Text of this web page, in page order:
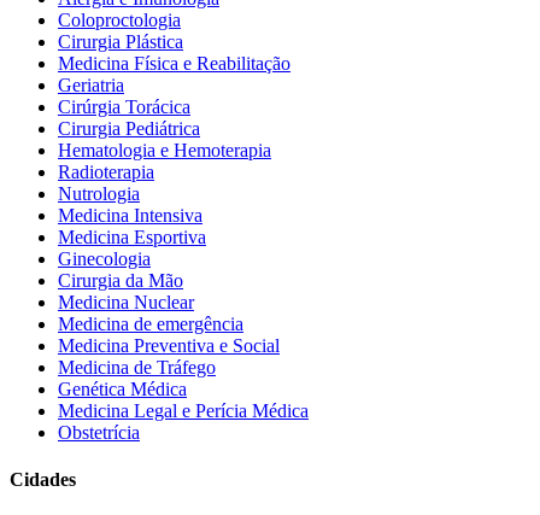
Coloproctologia
Cirurgia Plástica
Medicina Física e Reabilitação
Geriatria
Cirúrgia Torácica
Cirurgia Pediátrica
Hematologia e Hemoterapia
Radioterapia
Nutrologia
Medicina Intensiva
Medicina Esportiva
Ginecologia
Cirurgia da Mão
Medicina Nuclear
Medicina de emergência
Medicina Preventiva e Social
Medicina de Tráfego
Genética Médica
Medicina Legal e Perícia Médica
Obstetrícia
Cidades